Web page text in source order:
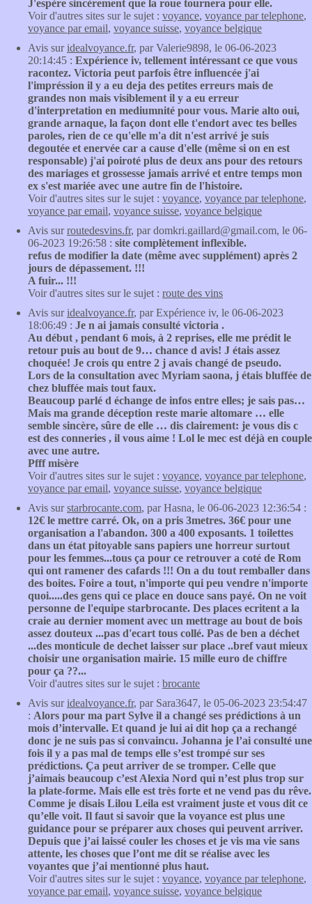
J'espère sincèrement que la roue tournera pour elle.
Voir d'autres sites sur le sujet : voyance, voyance par telephone,
voyance par email, voyance suisse, voyance belgique
Avis suridealvoyance.fr, par Valerie9898, le 06-06-2023
20:14:45 : Expérience iv, tellement intéressant ce que vous
racontez. Victoria peut parfois être influencée j'ai
l'impréssion il y a eu deja des petites erreurs mais de
grandes non mais visiblement il y a eu erreur
d'interpretation en mediumnité pour vous. Marie alto oui,
grande arnaque, la façon dont elle t'endort avec tes belles
paroles, rien de ce qu'elle m'a dit n'est arrivé je suis
degoutée et enervée car a cause d'elle (même si on en est
responsable) j'ai poiroté plus de deux ans pour des retours
des mariages et grossesse jamais arrivé et entre temps mon
ex s'est mariée avec une autre fin de l'histoire.
Voir d'autres sites sur le sujet : voyance, voyance par telephone,
voyance par email, voyance suisse, voyance belgique
Avis surroutedesvins.fr, par domkri.gaillard@gmail.com, le 06-
06-2023 19:26:58 : site complètement inflexible.
refus de modifier la date (même avec supplément) après 2
jours de dépassement. !!!
A fuir... !!!
Voir d'autres sites sur le sujet : route des vins
Avis suridealvoyance.fr, par Expérience iv, le 06-06-2023
18:06:49 : Je n ai jamais consulté victoria .
Au début , pendant 6 mois, à 2 reprises, elle me prédit le
retour puis au bout de 9… chance d avis! J étais assez
choquée! Je crois qu entre 2 j avais changé de pseudo.
Lors de la consultation avec Myriam saona, j étais bluffée de
chez bluffée mais tout faux.
Beaucoup parlé d échange de infos entre elles; je sais pas…
Mais ma grande déception reste marie altomare … elle
semble sincère, sûre de elle … dis clairement: je vous dis c
est des conneries , il vous aime ! Lol le mec est déjà en couple
avec une autre.
Pfff misère
Voir d'autres sites sur le sujet : voyance, voyance par telephone,
voyance par email, voyance suisse, voyance belgique
Avis surstarbrocante.com, par Hasna, le 06-06-2023 12:36:54 :
12€ le mettre carré. Ok, on a pris 3metres. 36€ pour une
organisation a l'abandon. 300 a 400 exposants. 1 toilettes
dans un état pitoyable sans papiers une horreur surtout
pour les femmes...tous ça pour ce retrouver a coté de Rom
qui ont ramener des cafards !!! On a du tout remballer dans
des boites. Foire a tout, n'importe qui peu vendre n'importe
quoi.....des gens qui ce place en douce sans payé. On ne voit
personne de l'equipe starbrocante. Des places ecritent a la
craie au dernier moment avec un mettrage au bout de bois
assez douteux ...pas d'ecart tous collé. Pas de ben a déchet
...des monticule de dechet laisser sur place ..bref vaut mieux
choisir une organisation mairie. 15 mille euro de chiffre
pour ça ??...
Voir d'autres sites sur le sujet : brocante
Avis suridealvoyance.fr, par Sara3647, le 05-06-2023 23:54:47
: Alors pour ma part Sylve il a changé ses prédictions à un
mois d’intervalle. Et quand je lui ai dit hop ça a rechangé
donc je ne suis pas si convaincu. Johanna je l’ai consulté une
fois il y a pas mal de temps elle s’est trompé sur ses
prédictions. Ça peut arriver de se tromper. Celle que
j’aimais beaucoup c’est Alexia Nord qui n’est plus trop sur
la plate-forme. Mais elle est très forte et ne vend pas du rêve.
Comme je disais Lilou Leila est vraiment juste et vous dit ce
qu’elle voit. Il faut si savoir que la voyance est plus une
guidance pour se préparer aux choses qui peuvent arriver.
Depuis que j’ai laissé couler les choses et je vis ma vie sans
attente, les choses que l’ont me dit se réalise avec les
voyantes que j’ai mentionné plus haut.
Voir d'autres sites sur le sujet : voyance, voyance par telephone,
voyance par email, voyance suisse, voyance belgique